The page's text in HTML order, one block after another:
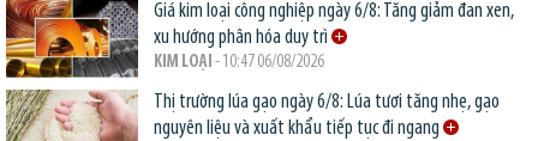
Giá kim loại công nghiệp ngày 6/8: Tăng giảm đan xen,
xu hướng phân hóa duy trì
KIM LOẠI - 10:47 06/08/2026
Thị trường lúa gạo ngày 6/8: Lúa tươi tăng nhẹ, gạo
nguyên liệu và xuất khẩu tiếp tục đi ngang